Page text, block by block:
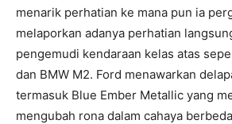
menarik perhatian ke mana pun ia
melaporkan adanya perhatian
pengemudi kendaraan kelas atas
dan BMW M2. Ford menawarkan
termasuk Blue Ember Metallic yang
mengubah rona dalam cahaya